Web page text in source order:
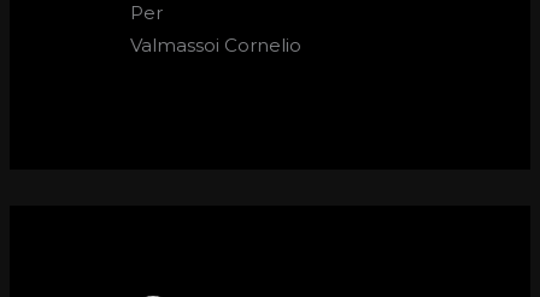
Per
Valmassoi Cornelio